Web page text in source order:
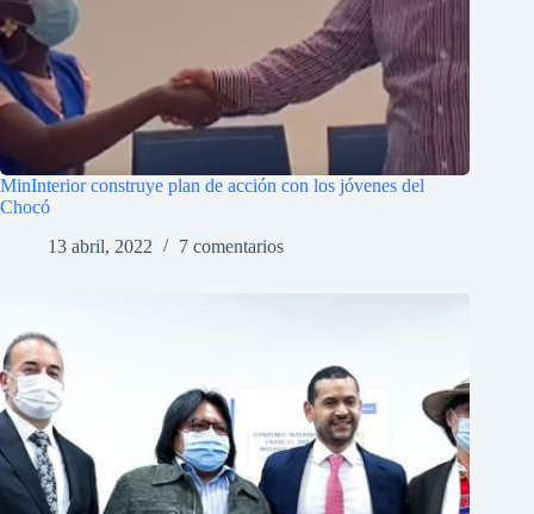
MinInterior construye plan de acción con los jóvenes del
Chocó
13 abril, 2022
7 comentarios